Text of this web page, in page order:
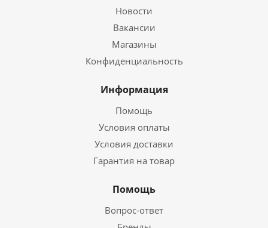
Новости
Вакансии
Магазины
Конфиденциальность
Информация
Помощь
Условия оплаты
Условия доставки
Гарантия на товар
Помощь
Вопрос-ответ